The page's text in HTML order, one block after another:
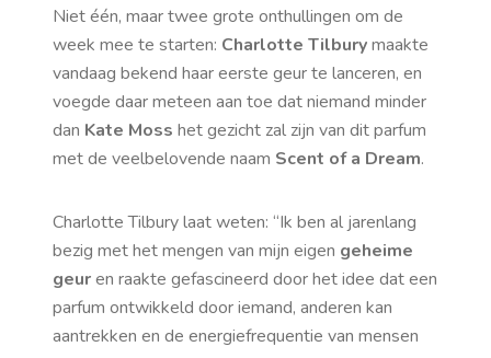
Niet één, maar twee grote onthullingen om de
week mee te starten: Charlotte Tilburymaakte
vandaag bekend haar eerste geur te lanceren, en
voegde daar meteen aan toe dat niemand minder
dan Kate Moss het gezicht zal zijn van dit parfum
met de veelbelovende naam Scent of a Dream.
Charlotte Tilbury laat weten: “Ik ben al jarenlang
bezig met het mengen van mijn eigen geheime
geuren raakte gefascineerd door het idee dat een
parfum ontwikkeld door iemand, anderen kan
aantrekken en de energiefrequentie van mensen